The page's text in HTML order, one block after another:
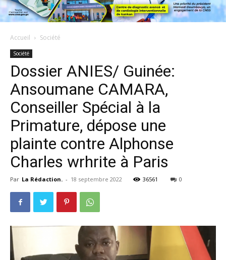
Accueil Société
Société
Dossier ANIES/ Guinée:
Ansoumane CAMARA,
Conseiller Spécial à la
Primature, dépose une
plainte contre Alphonse
Charles wrhrite à Paris
Par La Rédaction. - 18 septembre 2022 36561 0